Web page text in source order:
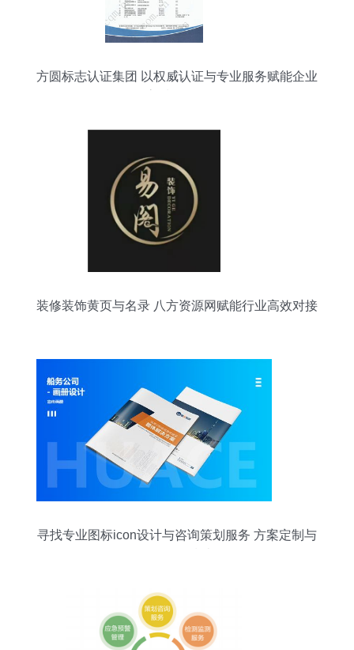
方圆标志认证集团 以权威认证与专业服务赋能企业
装修装饰黄页与名录 八方资源网赋能行业高效对接
寻找专业图标icon设计与咨询策划服务 方案定制与